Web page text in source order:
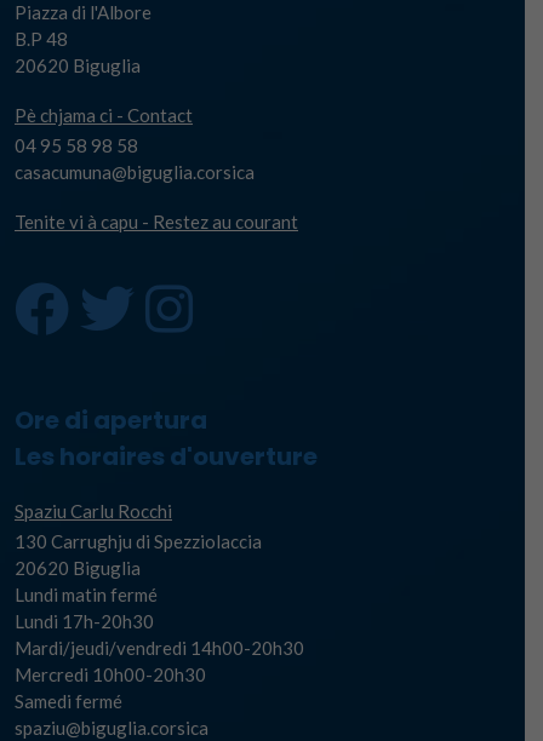
Piazza di l'Albore
B.P 48
20620 Biguglia
Pè chjama ci - Contact
04 95 58 98 58
casacumuna@biguglia.corsica
Tenite vi à capu - Restez au courant
Ore di apertura
Les horaires d'ouverture
Spaziu Carlu Rocchi
130 Carrughju di Spezziolaccia
20620 Biguglia
Lundi matin fermé
Lundi 17h-20h30
Mardi/jeudi/vendredi 14h00-20h30
Mercredi 10h00-20h30
Samedi fermé
spaziu@biguglia.corsica